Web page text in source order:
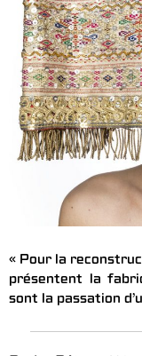
« Pour la
présentent la
sont la passation